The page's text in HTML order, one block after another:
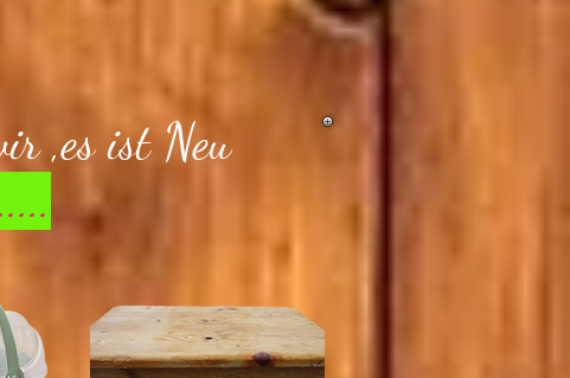
,es ist Neu